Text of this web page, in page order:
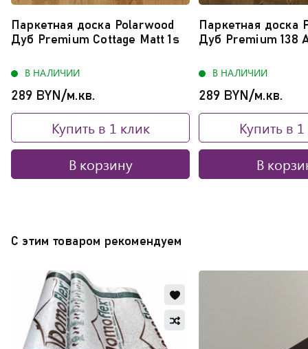
Паркетная доска Polarwood
Дуб Premium Cottage Matt 1s
В НАЛИЧИИ
289 BYN/м.кв.
Купить в 1 клик
В корзину
Паркетная доска
Дуб Premium 138
В НАЛИЧИИ
289 BYN/м.кв.
Купить в
В
С этим товаром рекомендуем
Добавить
избранное
Добавить